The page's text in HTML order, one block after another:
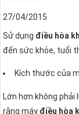
27/04/2015
Sử dụng điều hòa
đến sức khỏe, tuổi
Kích thước của
Lớn hơn không
rằng máy điều hòa